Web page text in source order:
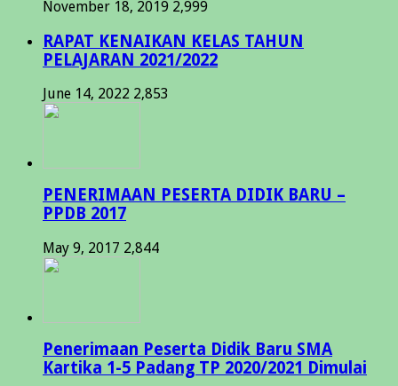
November 18, 2019 2,999
RAPAT KENAIKAN KELAS TAHUN
PELAJARAN 2021/2022
June 14, 2022 2,853
PENERIMAAN PESERTA DIDIK BARU –
PPDB 2017
May 9, 2017 2,844
Penerimaan Peserta Didik Baru SMA
Kartika 1-5 Padang TP 2020/2021 Dimulai